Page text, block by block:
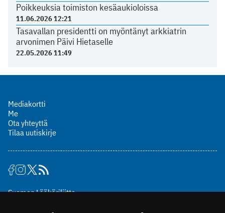
Poikkeuksia toimiston kesäaukioloissa
11.06.2026 12:21
Tasavallan presidentti on myöntänyt arkkiatrin
arvonimen Päivi Hietaselle
22.05.2026 11:49
Mediakortti
Me
Ota yhteyttä
Tilaa uutiskirje
Suomen Lääkäriliitto